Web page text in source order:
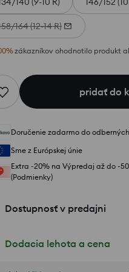
164 (12-14 R)
%zákazníkov ohodnotilo produkt
pridať do
Doručenie zadarmo do
Sme z Európskej únie
Extra -20% na Výpredaj až do -
(Podmienky)
Dostupnosť v predajni
Dodacia lehota a cena